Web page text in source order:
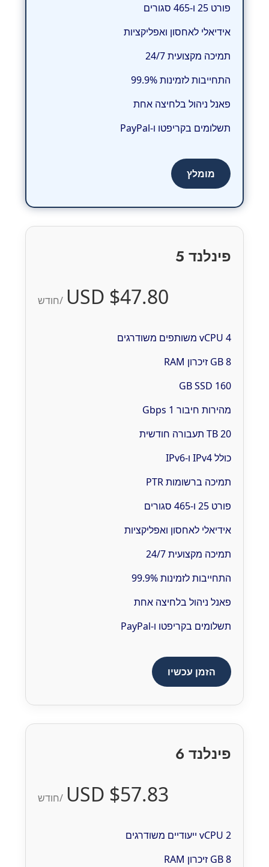
פורט 25 ו-465 סגורים
אידיאלי לאחסון ואפליקציות
תמיכה מקצועית 24/7
התחייבות לזמינות 99.9%
פאנל ניהול בלחיצה אחת
תשלומים בקריפטו ו-PayPal
מומלץ
פינלנד 5
$47.80 USD /חודש
4 vCPU משותפים משודרגים
8 GB זיכרון RAM
160 GB SSD
מהירות חיבור 1 Gbps
20 TB תעבורה חודשית
כולל IPv4 ו-IPv6
תמיכה ברשומות PTR
פורט 25 ו-465 סגורים
אידיאלי לאחסון ואפליקציות
תמיכה מקצועית 24/7
התחייבות לזמינות 99.9%
פאנל ניהול בלחיצה אחת
תשלומים בקריפטו ו-PayPal
הזמן עכשיו
פינלנד 6
$57.83 USD /חודש
2 vCPU ייעודיים משודרגים
8 GB זיכרון RAM